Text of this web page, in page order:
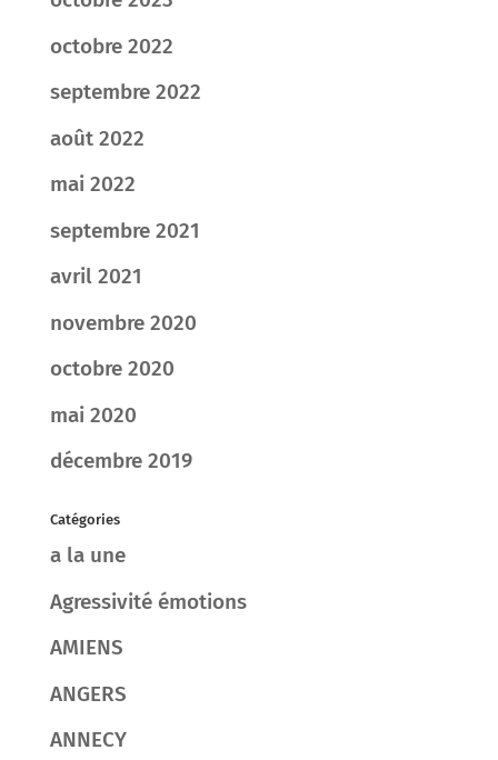
octobre 2022
septembre 2022
août 2022
mai 2022
septembre 2021
avril 2021
novembre 2020
octobre 2020
mai 2020
décembre 2019
Catégories
a la une
Agressivité émotions
AMIENS
ANGERS
ANNECY